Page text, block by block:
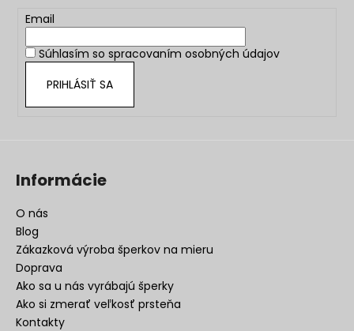
Email
Súhlasím so spracovaním osobných údajov
PRIHLÁSIŤ SA
Informácie
O nás
Blog
Zákazková výroba šperkov na mieru
Doprava
Ako sa u nás vyrábajú šperky
Ako si zmerať veľkosť prsteňa
Kontakty